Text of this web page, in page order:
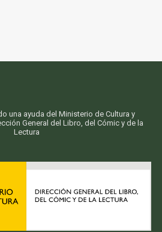
una ayuda del Ministerio de Cultura y
General del Libro, del Cómic y de la
Lectura